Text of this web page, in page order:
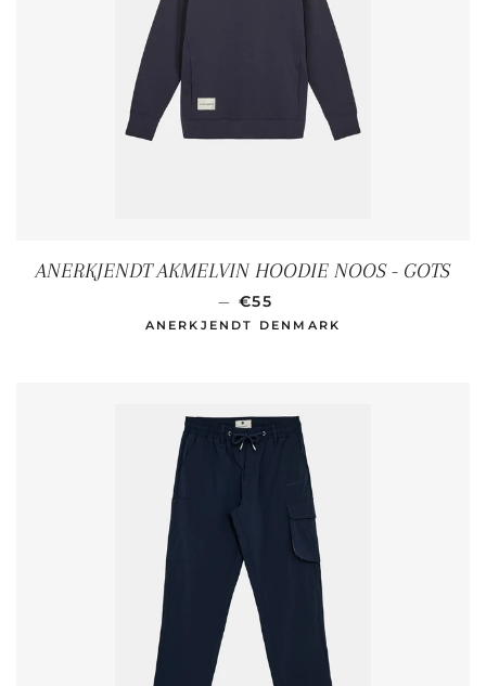
ANERKJENDT AKMELVIN HOODIE NOOS - GOTS
— SONDERPREIS
€55
ANERKJENDT DENMARK